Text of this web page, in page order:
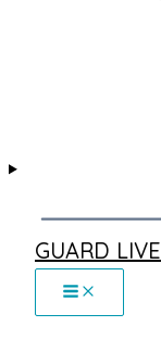
GUARD LIVE